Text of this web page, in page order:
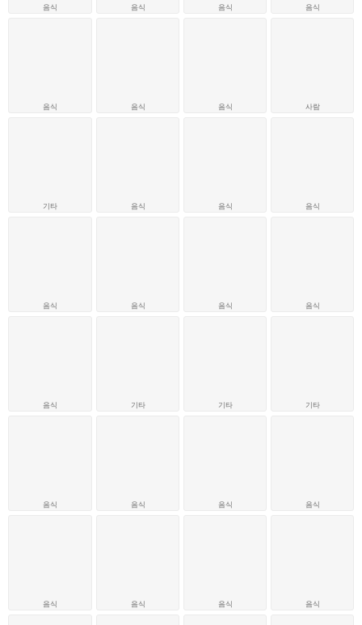
음식
음식
기타
음식
음식
음식
음식
음식
음식
음식
음식
기타
음식
음식
음식
음식
음식
음식
기타
음식
음식
음식
사람
음식
음식
기타
음식
음식